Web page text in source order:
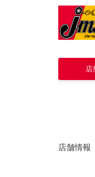
店
店舗情報